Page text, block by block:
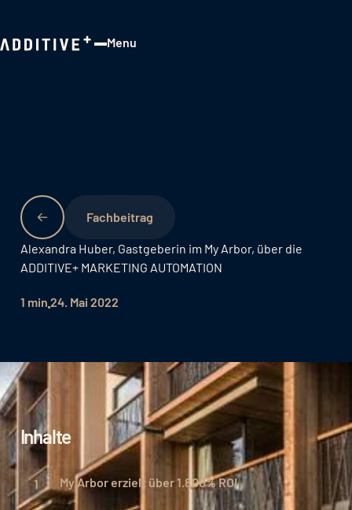
Menu
Fachbeitrag
Alexandra Huber, Gastgeberin im My Arbor, über die
ADDITIVE+ MARKETING AUTOMATION
1 min 24. Mai 2022
Inhalte
My Arbor erzielt über 1.800% ROI